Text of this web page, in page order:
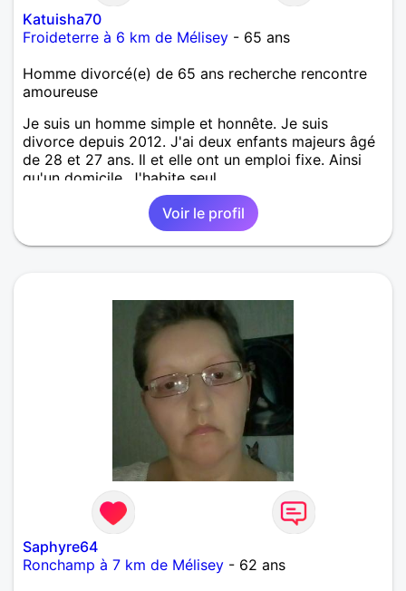
Katuisha70
Froideterre à 6 km de Mélisey - 65 ans
Homme divorcé(e) de 65 ans recherche rencontre
amoureuse
Je suis un homme simple et honnête. Je suis
divorce depuis 2012. J'ai deux enfants majeurs âgé
de 28 et 27 ans. Il et elle ont un emploi fixe. Ainsi
qu'un domicile. J'habite seul
Voir le profil
Saphyre64
Ronchamp à 7 km de Mélisey - 62 ans